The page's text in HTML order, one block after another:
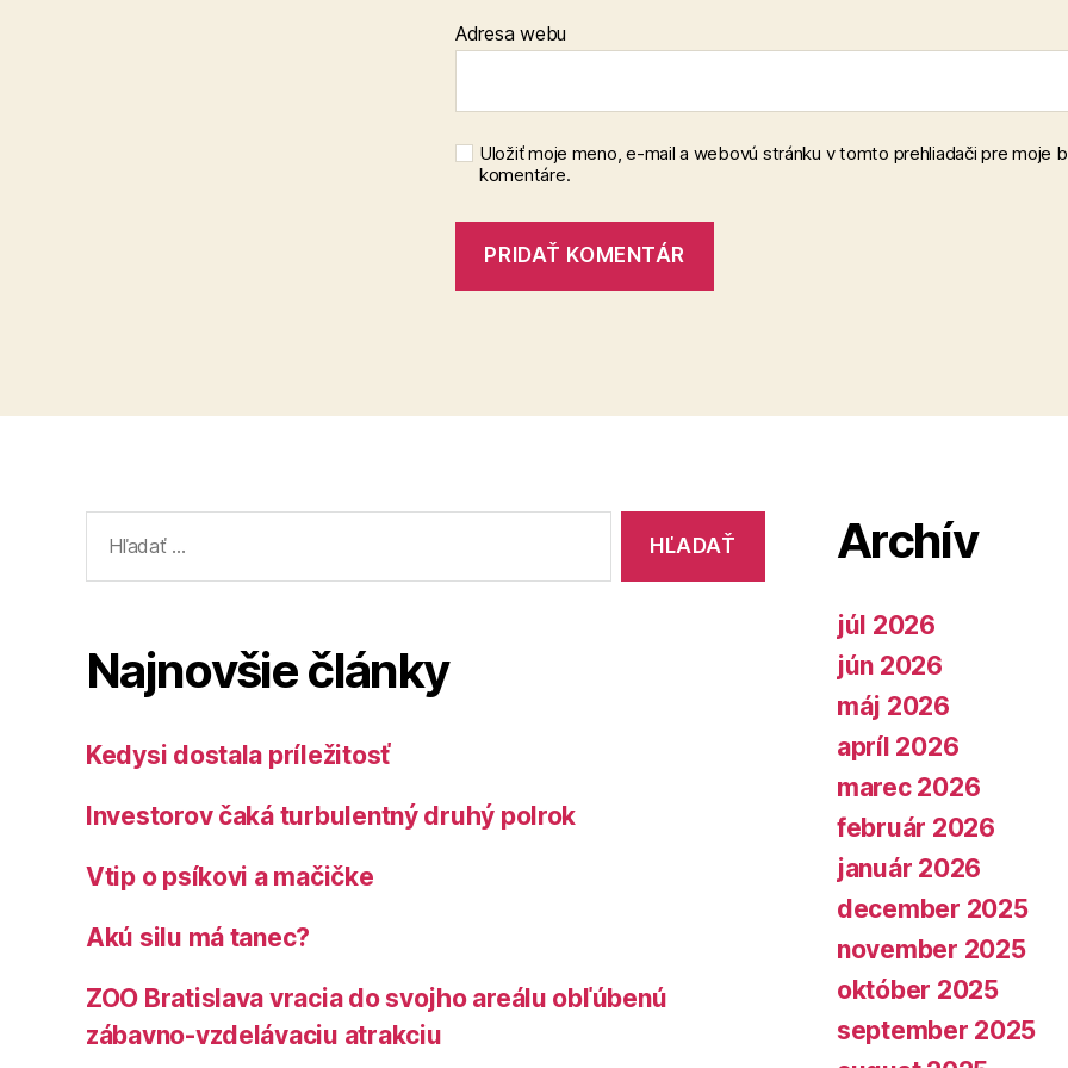
Adresa webu
Uložiť moje meno, e-mail a webovú stránku v tomto prehliadači pre moje
komentáre.
Najnovšie články
Kedysi dostala príležitosť
Investorov čaká turbulentný druhý polrok
Vtip o psíkovi a mačičke
Akú silu má tanec?
ZOO Bratislava vracia do svojho areálu obľúbenú
zábavno-vzdelávaciu atrakciu
Archív
júl 2026
jún 2026
máj 2026
apríl 2026
marec 2026
február 2026
január 2026
december 2025
november 2025
október 2025
september 2025